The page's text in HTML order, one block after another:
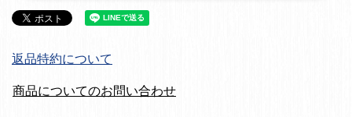
返品特約について
商品についてのお問い合わせ